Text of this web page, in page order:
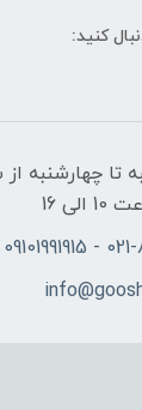
کنید:
16
021-